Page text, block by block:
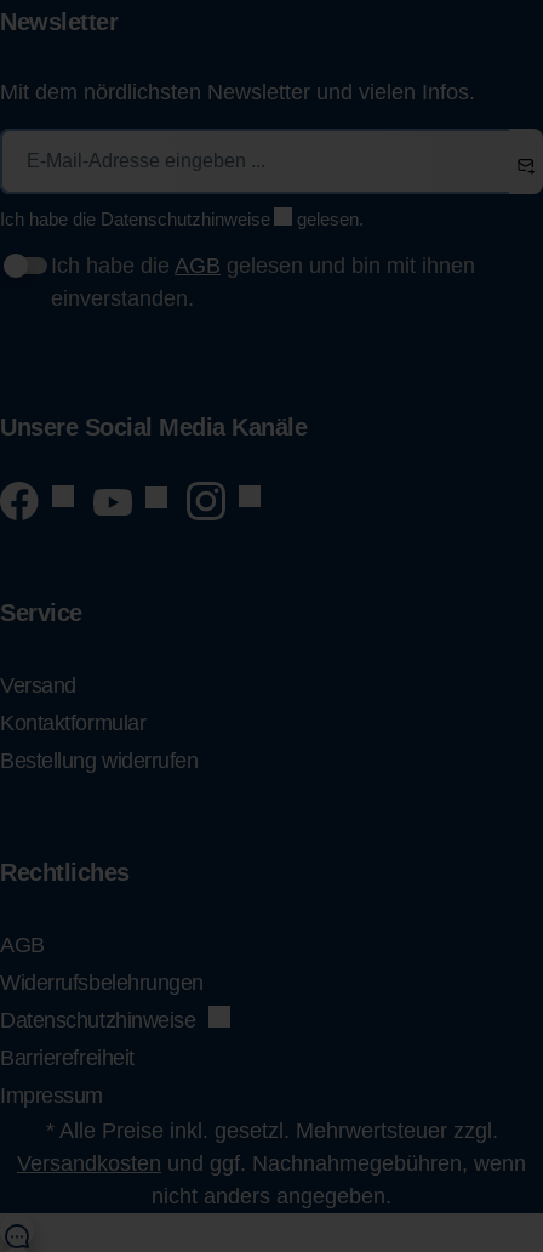
Newsletter
Mit dem nördlichsten Newsletter und vielen Infos.
Ich habe die Datenschutzhinweise gelesen.
Ich habe die AGB gelesen und bin mit ihnen
einverstanden.
Service
Versand
Kontaktformular
Bestellung widerrufen
Rechtliches
AGB
Widerrufsbelehrungen
Datenschutzhinweise
Barrierefreiheit
Impressum
Unsere Social Media Kanäle
* Alle Preise inkl. gesetzl. Mehrwertsteuer zzgl.
Versandkosten und ggf. Nachnahmegebühren, wenn
nicht anders angegeben.